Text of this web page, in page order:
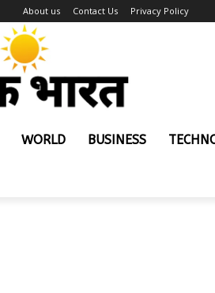
About us Contact Us Privacy Policy
WORLD BUSINESS